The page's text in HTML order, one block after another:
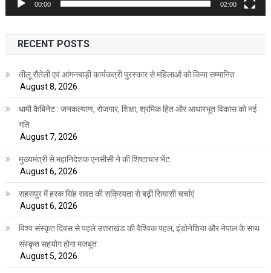
00:00 02:00
RECENT POSTS
तीलू रौतेली एवं आंगनबाड़ी कार्यकत्री पुरस्कार से महिलाओं को किया सम्मानित
August 8, 2026
धामी कैबिनेट : जनकल्याण, रोजगार, शिक्षा, श्रमिक हित और आधारभूत विकास को नई
गति
August 7, 2026
मुख्यमंत्री से महानिदेशक एनसीसी ने की शिष्टाचार भेंट
August 6, 2026
सहसपुर में हरक सिंह रावत की सक्रियता से बढ़ी सियासी चर्चाएं
August 6, 2026
विश्व संस्कृत दिवस से पहले उत्तराखंड की वैश्विक पहल, इंडोनेशिया और नेपाल के साथ
संस्कृत सहयोग होगा मजबूत
August 5, 2026